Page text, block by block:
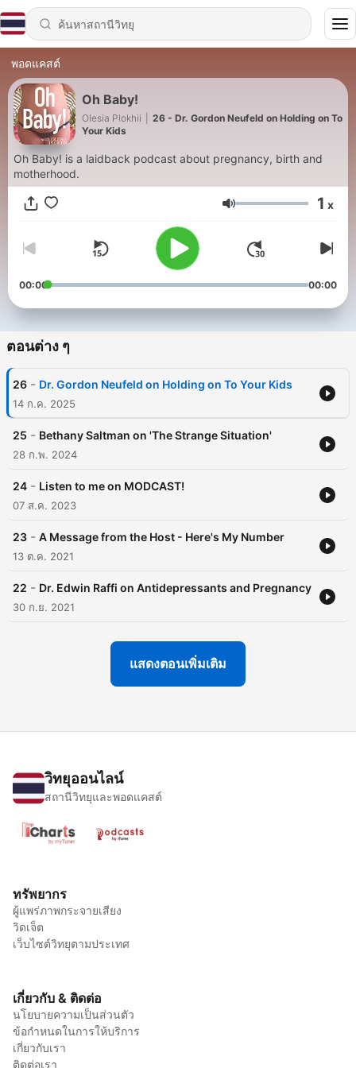
พอดแคสต์
Oh Baby!
Olesia Plokhii
26 - Dr. Gordon Neufeld on Holding on To
Your Kids
Oh Baby! is a laidback podcast about pregnancy, birth and
motherhood.
ระดับเสียง 1 x
00:00 00:00
ตอนต่าง ๆ
26 - Dr. Gordon Neufeld on Holding on To Your Kids
14 ก.ค. 2025
25 - Bethany Saltman on 'The Strange Situation'
28 ก.พ. 2024
24 - Listen to me on MODCAST!
07 ส.ค. 2023
23 - A Message from the Host - Here's My Number
13 ต.ค. 2021
22 - Dr. Edwin Raffi on Antidepressants and Pregnancy
30 ก.ย. 2021
แสดงตอนเพิ่มเติม
วิทยุออนไลน์
สถานีวิทยุและพอดแคสต์
ทรัพยากร
ผู้แพร่ภาพกระจายเสียง
วิดเจ็ต
เว็บไซต์วิทยุตามประเทศ
เกี่ยวกับ & ติดต่อ
นโยบายความเป็นส่วนตัว
ข้อกำหนดในการให้บริการ
เกี่ยวกับเรา
ติดต่อเรา